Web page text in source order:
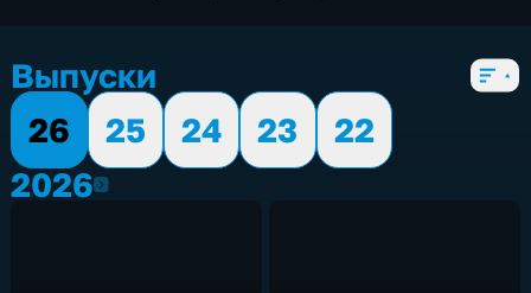
Выпуски
26
25 24 23
22
20262026